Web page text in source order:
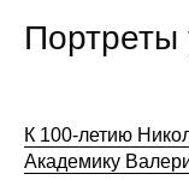
Портреты
К 100-летию
Академику